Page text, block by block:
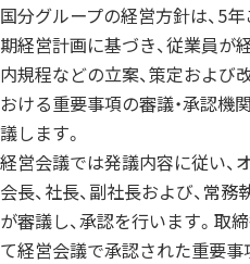
国分グループの経営方針は、5
期経営計画に基づき、従業員が
内規程などの立案、策定および
おける重要事項の審議・承認機
議します。
経営会議では発議内容に従い、
会長、社長、副社長および、常
が審議し、承認を行います。取
て経営会議で承認された重要